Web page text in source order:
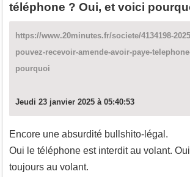
téléphone ? Oui, et voici
https://www.20minutes.fr/societe/4134198-
pouvez-recevoir-amende-avoir-paye-
pourquoi
Jeudi 23 janvier 2025 à 05:40:53
Encore une absurdité bullshito-légal.
Oui le téléphone est interdit au volant.
toujours au volant.